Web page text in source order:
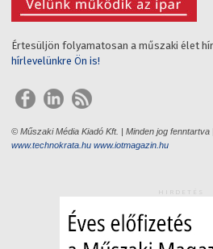
Értesüljön folyamatosan a műszaki élet
hírlevelünkre Ön is!
© Műszaki Média Kiadó Kft. | Minden jog fenntartva
www.technokrata.hu www.iotmagazin.hu
HIRDETÉS